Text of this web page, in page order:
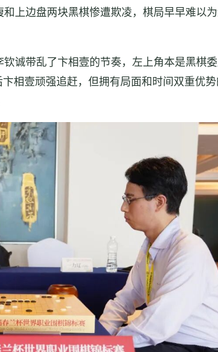
上边盘两块黑棋惨遭欺凌，棋局早早难以
诚带乱了卞相壹的节奏，左上角本是黑棋
相壹顽强追赶，但拥有局面和时间双重优